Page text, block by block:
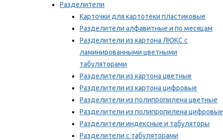
Разделители
Карточки для картотеки пластиковые
Разделители алфавитные и по месяцам
Разделители из картона ЛЮКС с
ламинированными цветными
табуляторами
Разделители из картона цветные
Разделители из картона цифровые
Разделители из полипропилена цветные
Разделители из полипропилена цифровые
Разделители индексные и табуляторы
Разделители с табуляторами